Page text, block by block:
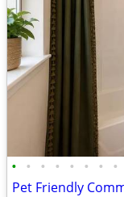
• • • • • • • •